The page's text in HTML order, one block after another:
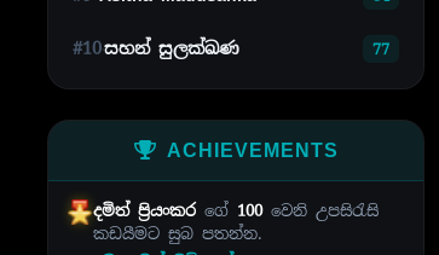
#10සහන් සුලක්ඛණ 77
ACHIEVEMENTS
දමිත් ප්‍රියංකර ගේ 100වෙනි උපසිරැසි
කඩයීමට සුබ පතන්න.